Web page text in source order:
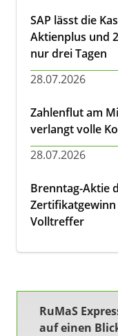
SAP lässt die
Aktienplus und
nur drei Tagen
28.07.2026
Zahlenflut am
verlangt volle
28.07.2026
Brenntag-Aktie
Zertifikatgewinn
Volltreffer
RuMaS
auf einen